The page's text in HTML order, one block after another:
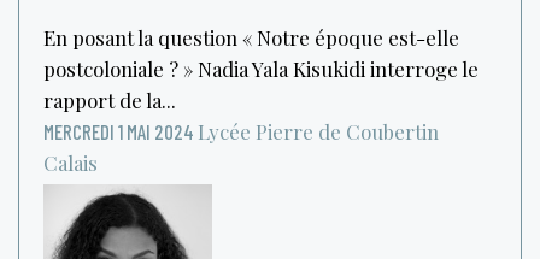
En posant la question « Notre époque est-elle
postcoloniale ? » Nadia Yala Kisukidi interroge le
rapport de la...
MERCREDI 1 MAI 2024 Lycée Pierre de Coubertin
Calais